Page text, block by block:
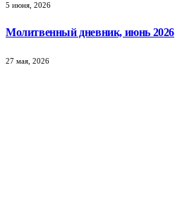
5 июня, 2026
Молитвенный дневник, июнь 2026
27 мая, 2026